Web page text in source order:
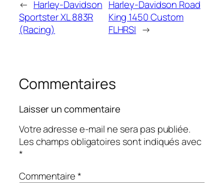
← Harley-Davidson
Sportster XL 883R
(Racing)
Harley-Davidson Road
King 1450 Custom
FLHRSI →
Commentaires
Laisser un commentaire
Votre adresse e-mail ne sera pas publiée.
Les champs obligatoires sont indiqués avec
*
Commentaire*